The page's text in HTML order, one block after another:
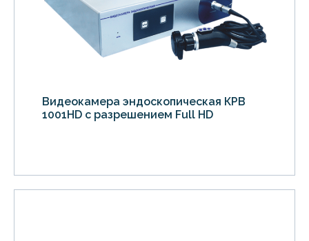
Видеокамера эндоскопическая КРВ
1001HD с разрешением Full HD